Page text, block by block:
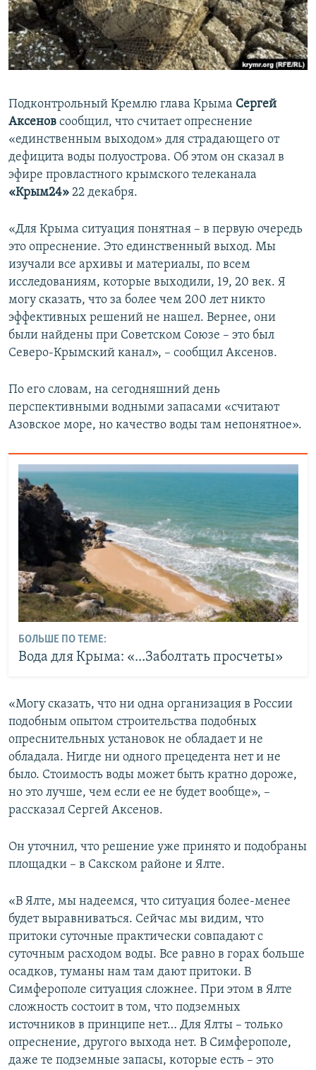
ПОБЕДИТЕЛЕЙ НЕ СУДЯТ?
КРЫМ.НЕПОКОРЕННЫЙ
ELIFBE
ПРИСОЕДИНЯЙТЕСЬ!
Все сайты RFE/RL
Подконтрольный Кремлю глава Крыма Сергей
Аксенов сообщил, что считает опреснение
«единственным выходом» для страдающего от
дефицита воды полуострова. Об этом он сказал в
эфире провластного крымского телеканала
«Крым24» 22 декабря.
«Для Крыма ситуация понятная – в первую очередь
это опреснение. Это единственный выход. Мы
изучали все архивы и материалы, по всем
исследованиям, которые выходили, 19, 20 век. Я
могу сказать, что за более чем 200 лет никто
эффективных решений не нашел. Вернее, они
были найдены при Советском Союзе – это был
Северо-Крымский канал», – сообщил Аксенов.
По его словам, на сегодняшний день
перспективными водными запасами «считают
Азовское море, но качество воды там непонятное».
БОЛЬШЕ ПО ТЕМЕ:
Вода для Крыма: «...Заболтать просчеты»
«Могу сказать, что ни одна организация в России
подобным опытом строительства подобных
опреснительных установок не обладает и не
обладала. Нигде ни одного прецедента нет и не
было. Стоимость воды может быть кратно дороже,
но это лучше, чем если ее не будет вообще», –
рассказал Сергей Аксенов.
Он уточнил, что решение уже принято и подобраны
площадки – в Сакском районе и Ялте.
«В Ялте, мы надеемся, что ситуация более-менее
будет выравниваться. Сейчас мы видим, что
притоки суточные практически совпадают с
суточным расходом воды. Все равно в горах больше
осадков, туманы нам там дают притоки. В
Симферополе ситуация сложнее. При этом в Ялте
сложность состоит в том, что подземных
источников в принципе нет… Для Ялты – только
опреснение, другого выхода нет. В Симферополе,
даже те подземные запасы, которые есть – это